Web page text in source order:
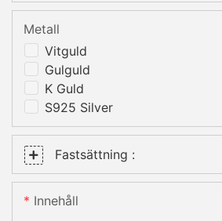
Vitguld
Gulguld
K Guld
S925 Silver
Metall
Fastsättning :
Innehåll